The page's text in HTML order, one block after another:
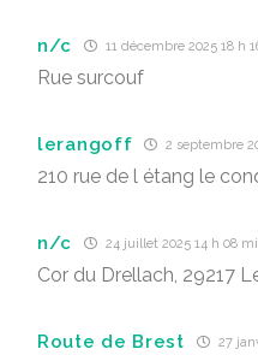
n/c 11 décembre 2025 18 h
Rue surcouf
lerangoff 2 septembre
210 rue de l étang le
n/c 24 juillet 2025 14 h 08
Cor du Drellach, 29217
Route de Brest 27